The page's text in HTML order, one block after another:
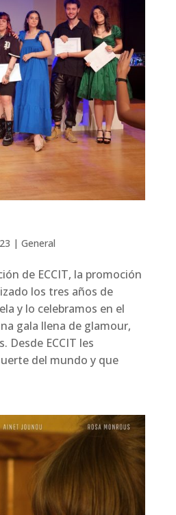
| General
de ECCIT, la promoción
los tres años de
y lo celebramos en el
gala llena de glamour,
Desde ECCIT les
del mundo y que